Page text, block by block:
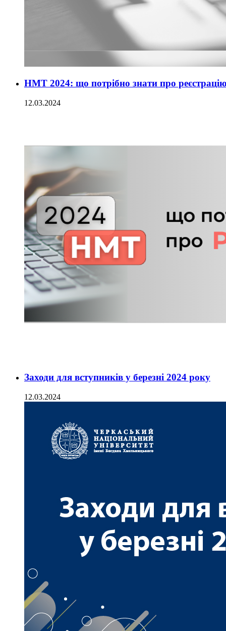
НМТ 2024: що потрібно знати про
12.03.2024
Заходи для вступників у березні 2024 року
12.03.2024